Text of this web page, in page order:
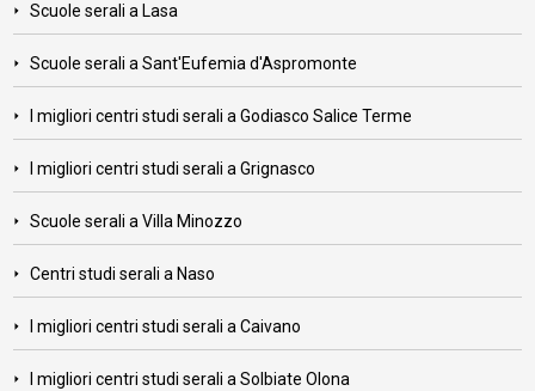
Scuole serali a Lasa
Scuole serali a Sant'Eufemia d'Aspromonte
I migliori centri studi serali a Godiasco Salice Terme
I migliori centri studi serali a Grignasco
Scuole serali a Villa Minozzo
Centri studi serali a Naso
I migliori centri studi serali a Caivano
I migliori centri studi serali a Solbiate Olona